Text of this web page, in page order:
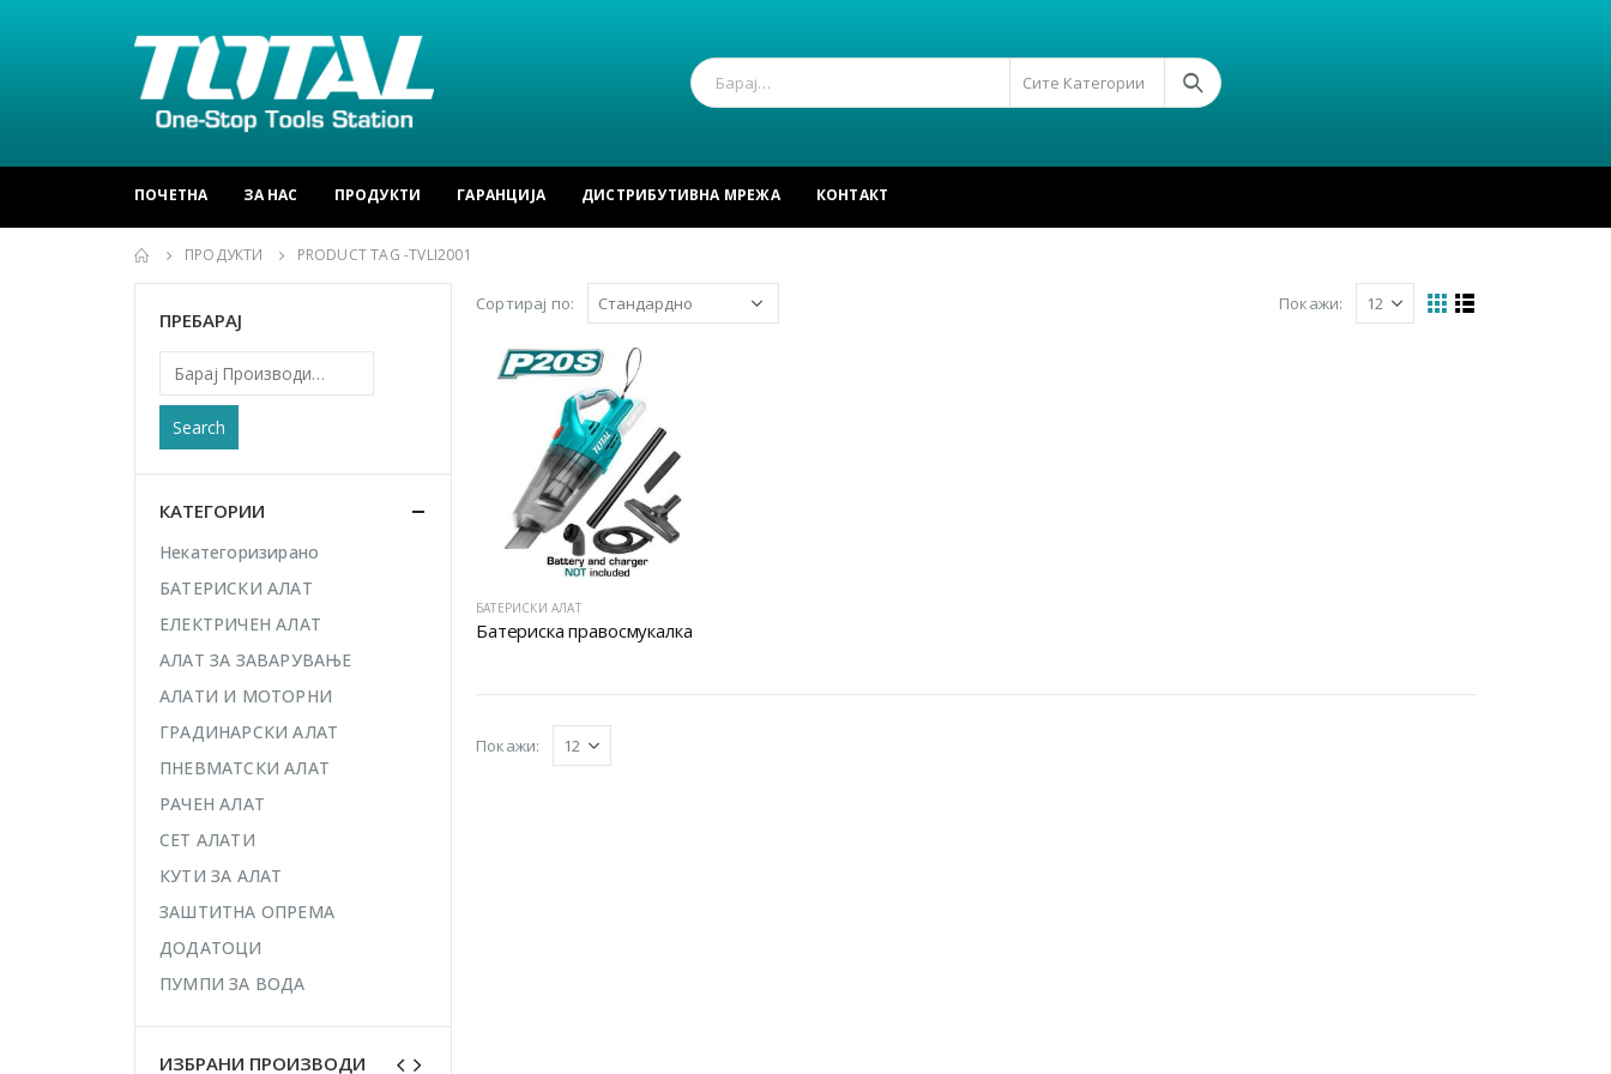
Сите Категории
ПОЧЕТНА ЗА НАС ПРОДУКТИ ГАРАНЦИЈА ДИСТРИБУТИВНА МРЕЖА КОНТАКТ
ПРОДУКТИ PRODUCT TAG -TVLI2001
Сортирај по: Покажи:
БАТЕРИСКИ АЛАТ
Батериска правосмукалка
Покажи:
ПРЕБАРАЈ
Search
КАТЕГОРИИ
Некатегоризирано
БАТЕРИСКИ АЛАТ
ЕЛЕКТРИЧЕН АЛАТ
АЛАТ ЗА ЗАВАРУВАЊЕ
АЛАТИ И МОТОРНИ
ГРАДИНАРСКИ АЛАТ
ПНЕВМАТСКИ АЛАТ
РАЧЕН АЛАТ
СЕТ АЛАТИ
КУТИ ЗА АЛАТ
ЗАШТИТНА ОПРЕМА
ДОДАТОЦИ
ПУМПИ ЗА ВОДА
ИЗБРАНИ ПРОИЗВОДИ